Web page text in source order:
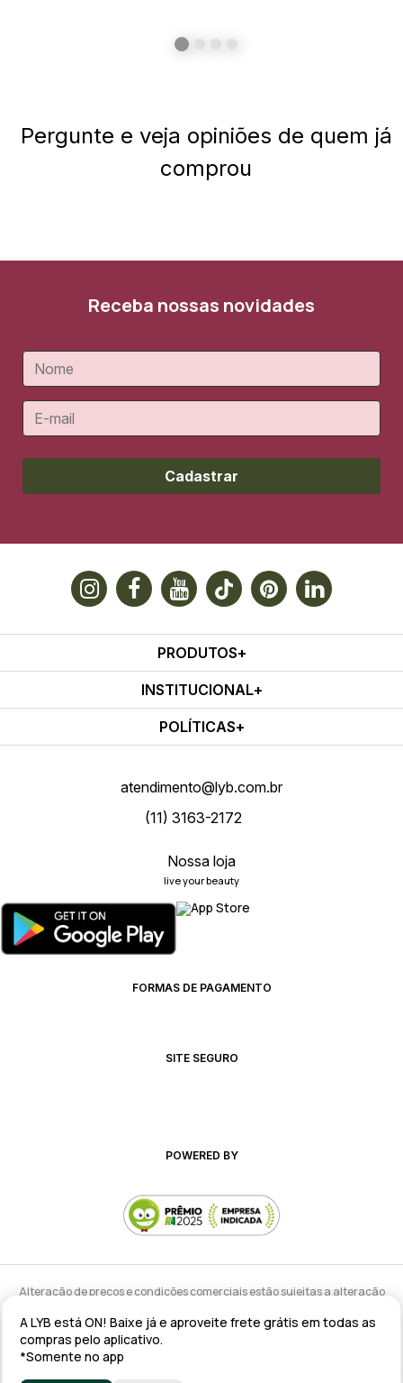
Pergunte e veja opiniões de quem já
comprou
Receba nossas novidades
Cadastrar
PRODUTOS
INSTITUCIONAL
POLÍTICAS
atendimento@lyb.com.br
(11) 3163-2172
Nossa loja
live your beauty
FORMAS DE PAGAMENTO
SITE SEGURO
POWERED BY
Alteração de preços e condições comerciais estão sujeitas a alteração
lyb @ 2025 - Av. Talma Rodrigues Ribeiro, 147 - Galpão 02 MOD
A/B/C/D/E, Sala 09 Serra - ES CEP: 29173-795 - CNPJ: 43.008.535/0001-11
A LYB está ON! Baixe já e aproveite frete grátis em todas as
compras pelo aplicativo.
*Somente no app